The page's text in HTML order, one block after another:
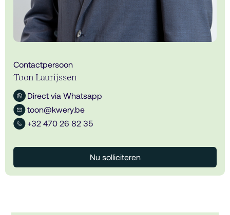
Contactpersoon
Toon Laurijssen
Direct via Whatsapp
toon@kwery.be
+32 470 26 82 35
Nu solliciteren